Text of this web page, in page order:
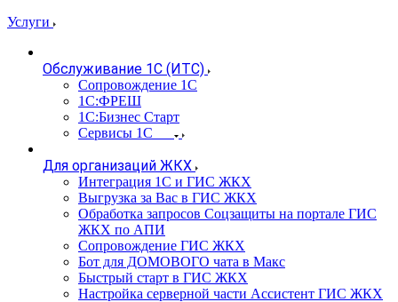
Услуги
Обслуживание 1С (ИТС)
Сопровождение 1С
1С:ФРЕШ
1С:Бизнес Старт
Сервисы 1С
Для организаций ЖКХ
Интеграция 1С и ГИС ЖКХ
Выгрузка за Вас в ГИС ЖКХ
Обработка запросов Соцзащиты на портале ГИС
ЖКХ по АПИ
Сопровождение ГИС ЖКХ
Бот для ДОМОВОГО чата в Макс
Быстрый старт в ГИС ЖКХ
Настройка серверной части Ассистент ГИС ЖКХ